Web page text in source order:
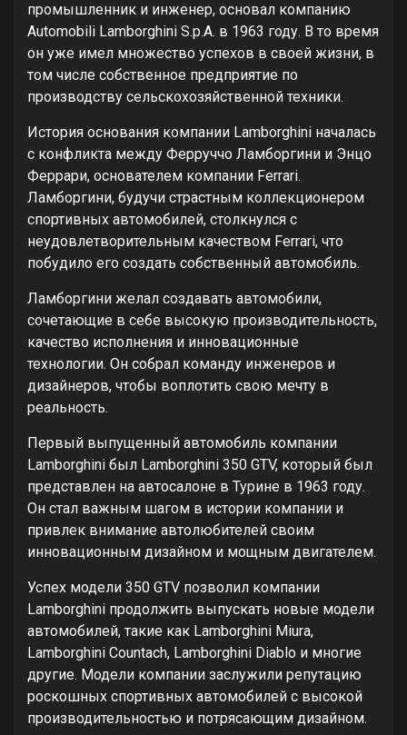
промышленник и инженер, основал компанию
Automobili Lamborghini S.p.A. в 1963 году. В то время
он уже имел множество успехов в своей жизни, в
том числе собственное предприятие по
производству сельскохозяйственной техники.
История основания компании Lamborghini началась
с конфликта между Ферруччо Ламборгини и Энцо
Феррари, основателем компании Ferrari.
Ламборгини, будучи страстным коллекционером
спортивных автомобилей, столкнулся с
неудовлетворительным качеством Ferrari, что
побудило его создать собственный автомобиль.
Ламборгини желал создавать автомобили,
сочетающие в себе высокую производительность,
качество исполнения и инновационные
технологии. Он собрал команду инженеров и
дизайнеров, чтобы воплотить свою мечту в
реальность.
Первый выпущенный автомобиль компании
Lamborghini был Lamborghini 350 GTV, который был
представлен на автосалоне в Турине в 1963 году.
Он стал важным шагом в истории компании и
привлек внимание автолюбителей своим
инновационным дизайном и мощным двигателем.
Успех модели 350 GTV позволил компании
Lamborghini продолжить выпускать новые модели
автомобилей, такие как Lamborghini Miura,
Lamborghini Countach, Lamborghini Diablo и многие
другие. Модели компании заслужили репутацию
роскошных спортивных автомобилей с высокой
производительностью и потрясающим дизайном.